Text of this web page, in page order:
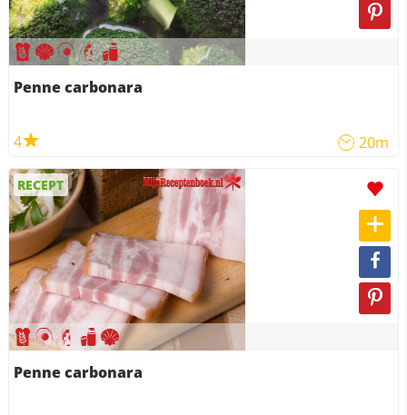
Penne carbonara
4 20m
RECEPT
Penne carbonara